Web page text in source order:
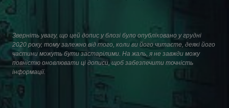
Зверніть увагу, що цей допис у блозі було опубліковано у грудні
2020 року, тому залежно від того, коли ви його читаєте, деякі його
частини можуть бути застарілими. На жаль, я не завжди можу
повністю оновлювати ці дописи, щоб забезпечити точність
інформації.